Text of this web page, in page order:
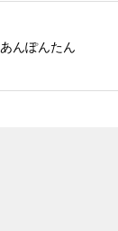
あんぽんたん